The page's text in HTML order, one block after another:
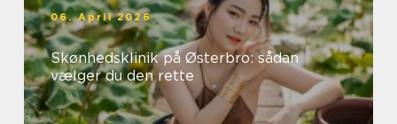
06. April 2026
Skønhedsklinik på Østerbro: sådan
vælger du den rette